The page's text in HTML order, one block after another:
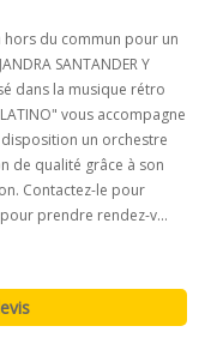
hors du commun pour un
SANTANDER Y
dans la musique rétro
LATINO" vous accompagne
un orchestre
de qualité grâce à son
Contactez-le pour
prendre rendez-v...